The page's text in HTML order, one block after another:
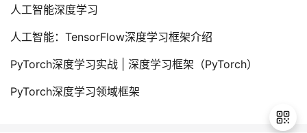
人工智能深度学习
人工智能：TensorFlow深度学习框架介绍
PyTorch深度学习实战 | 深度学习框架（PyTorch）
PyTorch深度学习领域框架